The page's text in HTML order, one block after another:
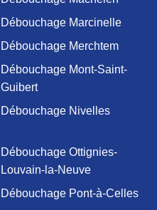
Débouchage Marcinelle
Débouchage Merchtem
Débouchage Mont-Saint-
Guibert
Débouchage Nivelles
Débouchage Ottignies-
Louvain-la-Neuve
Débouchage Pont-à-Celles